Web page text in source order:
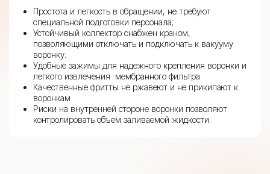
Простота и легкость в обращении, не требуют
специальной подготовки персонала;
Устойчивый коллектор снабжен краном,
позволяющими отключать и подключать к вакууму
воронку.
Удобные зажимы для надежного крепления воронки и
легкого извлечения мембранного фильтра
Качественные фритты не ржавеют и не прикипают к
воронкам
Риски на внутренней стороне воронки позволяют
контролировать объем заливаемой жидкости.